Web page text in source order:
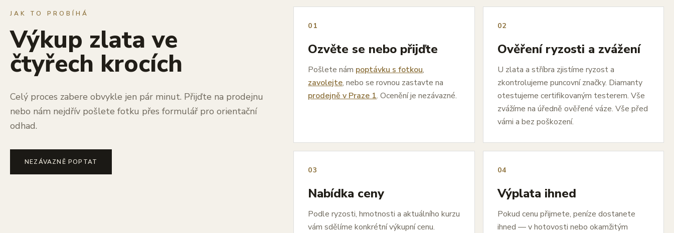
JAK TO PROBÍHÁ
Výkup zlata ve
čtyřech krocích
Celý proces zabere obvykle jen pár minut. Přijďte na prodejnu
nebo nám nejdřív pošlete fotku přes formulář pro orientační
odhad.
NEZÁVAZNĚ POPTAT
01
Ozvěte se nebo přijďte
Pošlete nám poptávku s fotkou,
zavolejte, nebo se rovnou zastavte na
prodejně v Praze 1. Ocenění je nezávazné.
02
Ověření ryzosti a zvážení
U zlata a stříbra zjistíme ryzost a
zkontrolujeme puncovní značky. Diamanty
otestujeme certifikovaným testerem. Vše
zvážíme na úředně ověřené váze. Vše před
vámi a bez poškození.
03
Nabídka ceny
Podle ryzosti, hmotnosti a aktuálního kurzu
vám sdělíme konkrétní výkupní cenu.
04
Výplata ihned
Pokud cenu přijmete, peníze dostanete
ihned — v hotovosti nebo okamžitým